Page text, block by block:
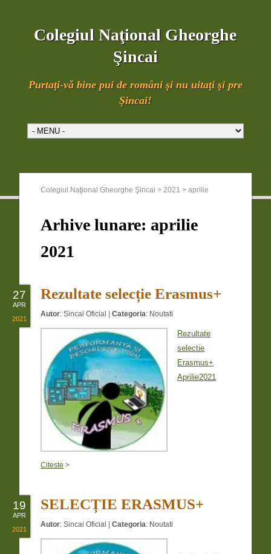
Colegiul Naţional Gheorghe
Şincai
Purtaţi-vă bine pui de români şi nu uitaţi şi pre
Şincai!
Colegiul Naţional Gheorghe Şincai >2021 >aprilie
Arhive lunare: aprilie
2021
Rezultate selecție Erasmus+
Autor:Sincai Oficial |Categoria: Noutati
Rezultate
selectie
Erasmus+
Aprilie2021
Citeste >
27
APR
2021
SELECȚIE ERASMUS+
Autor:Sincai Oficial |Categoria: Noutati
19
APR
2021